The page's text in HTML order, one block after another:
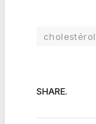
cholestérol
SHARE.